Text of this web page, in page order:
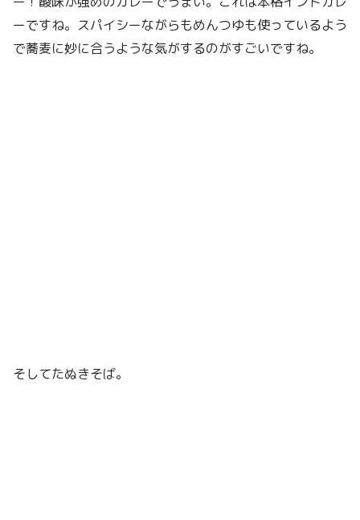
ーですね。スパイシーながらもめんつゆも使っているよう
で蕎麦に妙に合うような気がするのがすごいですね。
そしてたぬきそば。